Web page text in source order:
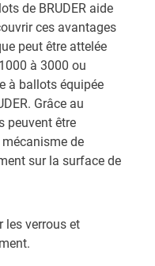
de BRUDER aide
ces avantages
peut être attelée
à 3000 ou
à ballots équipée
Grâce au
peuvent être
de
sur la surface de
les verrous et